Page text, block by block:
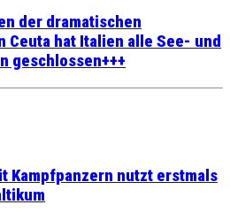
der dramatischen
hat Italien alle See- und
geschlossen+++
Kampfpanzern nutzt erstmals